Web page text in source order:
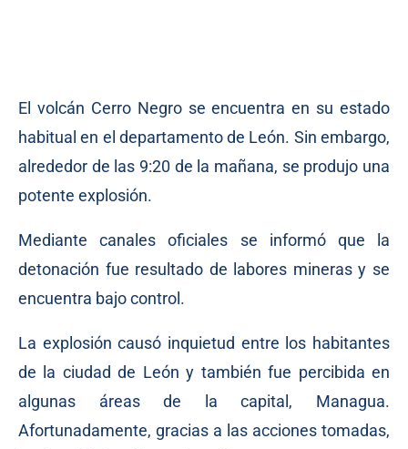
El volcán Cerro Negro se encuentra en su estado
habitual en el departamento de León. Sin embargo,
alrededor de las 9:20 de la mañana, se produjo una
potente explosión.
Mediante canales oficiales se informó que la
detonación fue resultado de labores mineras y se
encuentra bajo control.
La explosión causó inquietud entre los habitantes
de la ciudad de León y también fue percibida en
algunas áreas de la capital, Managua.
Afortunadamente, gracias a las acciones tomadas,